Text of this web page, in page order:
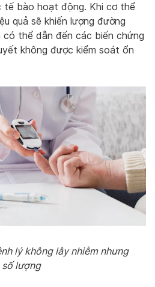
tế bào hoạt động. Khi cơ thể
quả sẽ khiến lượng đường
có thể dẫn đến các biến chứng
không được kiểm soát ổn
lý không lây nhiễm nhưng
số lượng